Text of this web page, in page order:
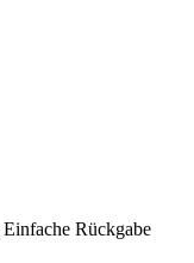
Einfache Rückgabe